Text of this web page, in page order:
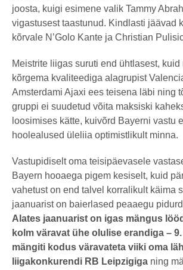
joosta, kuigi esimene valik Tammy
vigastusest taastunud. Kindlasti jäävad
kõrvale N’Golo Kante ja Christian
Meistrite liigas suruti end ühtlasest, kuid
kõrgema kvaliteediga alagrupist
Amsterdami Ajaxi ees teisena läbi ning
gruppi ei suudetud võita maksiski
loosimises kätte, kuivõrd Bayerni vastu
hoolealused üleliia optimistlikult minna.
Vastupidiselt oma teisipäevasele
Bayern hooaega pigem kesiselt, kuid
vahetust on end talvel korralikult käima
jaanuarist on baierlased peaaegu
Alates jaanuarist on igas mängus
kolm väravat ühe olulise erandiga –
mängiti kodus väravateta viiki oma
liigakonkurendi RB Leipzigiga ning